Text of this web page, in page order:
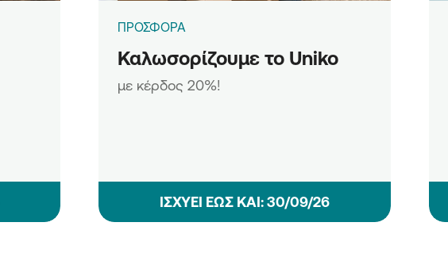
ΠΡΟΣΦΟΡΑ
Καλωσορίζουμε το Uniko
με κέρδος 20%!
ΙΣΧΥΕΙ ΕΩΣ ΚΑΙ: 30/09/26